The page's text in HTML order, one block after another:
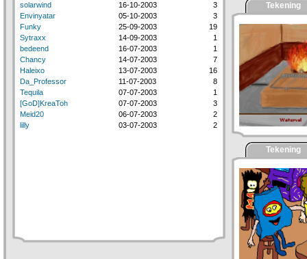
solarwind
16-10-2003
3
Envinyatar
05-10-2003
3
Funky
25-09-2003
19
Sytraxx
14-09-2003
1
bedeend
16-07-2003
1
Chancy
14-07-2003
7
Haleixo
13-07-2003
16
Da_Professor
11-07-2003
8
Tequila
07-07-2003
1
[GoD]KreaToh
07-07-2003
3
Meid20
06-07-2003
2
lilly
03-07-2003 2
Tekening
Tekening